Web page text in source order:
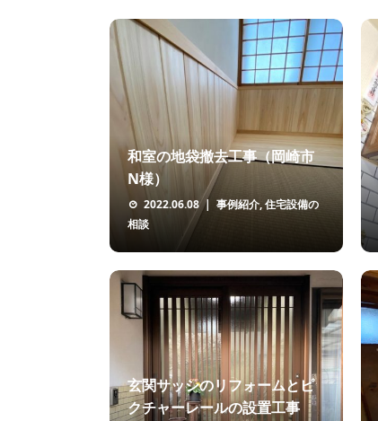
和室の地袋撤去工事（岡崎市
N様）
2022.06.08 事例紹介,住宅設備の
相談
玄関サッシのリフォームとピ
クチャーレールの設置工事